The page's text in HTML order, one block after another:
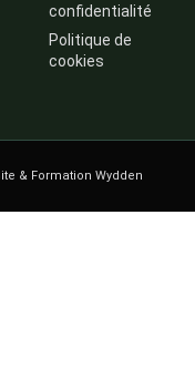
confidentialité
Politique de
cookies
& Formation Wydden